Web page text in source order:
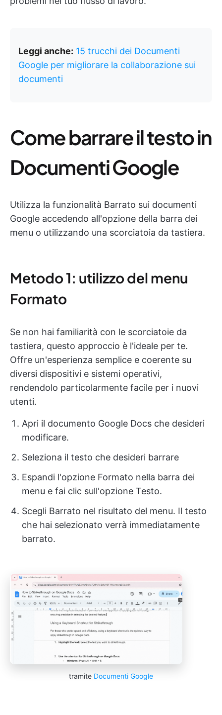
Leggi anche: 15 trucchi dei Documenti
Google per migliorare la collaborazione sui
documenti
Come barrare il testo in
Documenti Google
Utilizza la funzionalità Barrato sui documenti
Google accedendo all'opzione della barra dei
menu o utilizzando una scorciatoia da tastiera.
Metodo 1: utilizzo del menu
Formato
Se non hai familiarità con le scorciatoie da
tastiera, questo approccio è l'ideale per te.
Offre un'esperienza semplice e coerente su
diversi dispositivi e sistemi operativi,
rendendolo particolarmente facile per i nuovi
utenti.
Apri il documento Google Docs che desideri
modificare.
Seleziona il testo che desideri barrare
Espandi l'opzione Formato nella barra dei
menu e fai clic sull'opzione Testo.
Scegli Barrato nel risultato del menu. Il testo
che hai selezionato verrà immediatamente
barrato.
tramite Documenti Google